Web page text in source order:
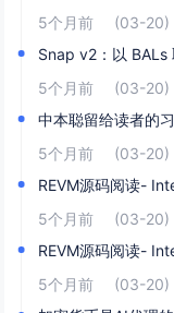
5个月前
(03-20)
Snap v2：以
5个月前
(03-20)
中本聪留给读者的
5个月前
(03-20)
REVM源码阅读-
5个月前
(03-20)
REVM源码阅读-
5个月前
(03-20)